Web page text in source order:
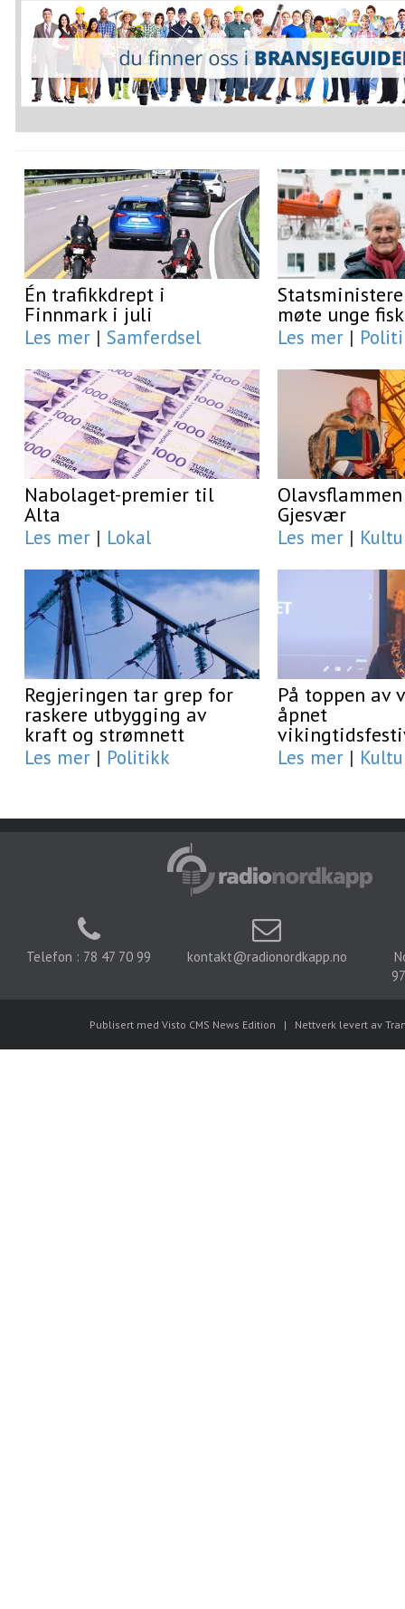
Én trafikkdrept i
Finnmark i juli
Les mer | Samferdsel
møte unge
Les mer |
Nabolaget-premier til
Alta
Les mer | Lokal
Gjesvær
Les mer |
Regjeringen tar grep for
raskere utbygging av
kraft og strømnett
Les mer | Politikk
På toppen av
åpnet
Les mer |
Telefon : 78 47 70 99 kontakt@radionordkapp.no
Publisert med Visto CMS News Edition | Nettverk levert av